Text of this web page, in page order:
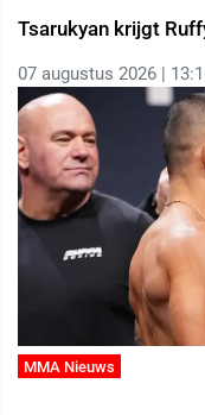
Tsarukyan krijgt
07 augustus 2026 |
MMA Nieuws